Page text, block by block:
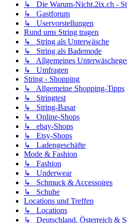
↳ Die Warum-Nicht.2ix.ch -
↳ Gastforum
↳ Uservorstellungen
Rund ums String tragen
↳ String als Unterwäsche
↳ String als Bademode
↳ Allgemeines
↳ Umfragen
String - Shopping
↳ Allgemeine Shopping-Tipps
↳ Stringtest
↳ String-Basar
↳ Online-Shops
↳ ebay-Shops
↳ Etsy-Shops
↳ Ladengeschäfte
Mode & Fashion
↳ Fashion
↳ Underwear
↳ Schmuck & Accessoires
↳ Schuhe
Locations und Treffen
↳ Locations
↳ Deutschland, Österreich &